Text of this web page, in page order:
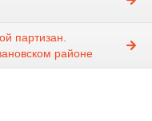
партизан.
районе